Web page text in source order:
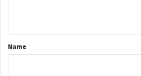
*Name